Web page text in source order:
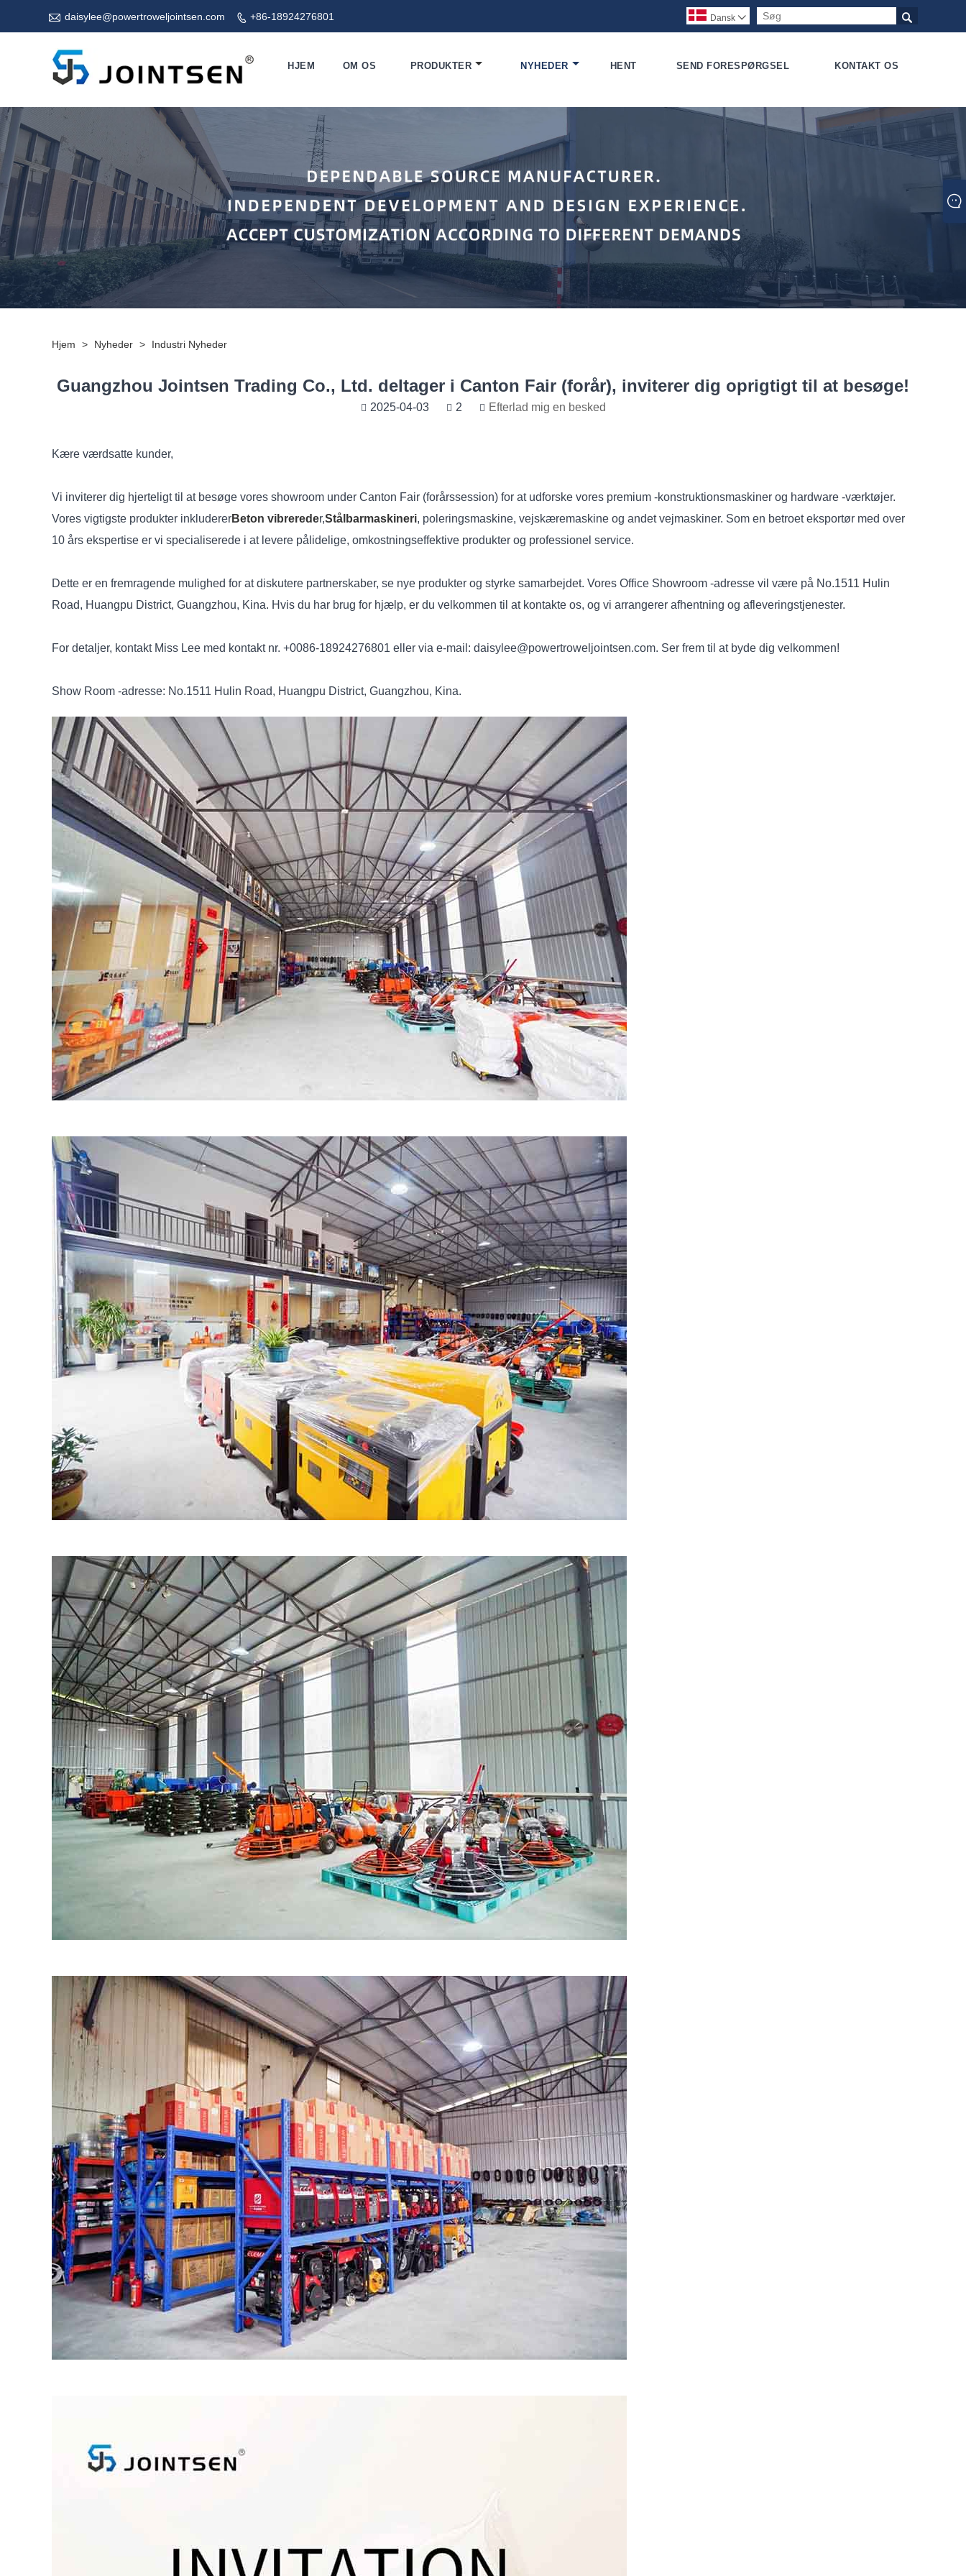
 daisylee@powertroweljointsen.com  +86-18924276801 
Dansk 
HJEM OM OS PRODUKTER NYHEDER HENT SEND FORESPØRGSEL KONTAKT OS
Hjem > Nyheder > Industri Nyheder
Guangzhou Jointsen Trading Co., Ltd. deltager i Canton Fair (forår), inviterer dig oprigtigt til at besøge!
2025-04-03 2 Efterlad mig en besked
Kære værdsatte kunder,
Vi inviterer dig hjerteligt til at besøge vores showroom under Canton Fair (forårssession) for at udforske vores premium -konstruktionsmaskiner og hardware -værktøjer.
Vores vigtigste produkter inkludererBeton vibrereder,Stålbarmaskineri, poleringsmaskine, vejskæremaskine og andet vejmaskiner. Som en betroet eksportør med over
10 års ekspertise er vi specialiserede i at levere pålidelige, omkostningseffektive produkter og professionel service.
Dette er en fremragende mulighed for at diskutere partnerskaber, se nye produkter og styrke samarbejdet. Vores Office Showroom -adresse vil være på No.1511 Hulin
Road, Huangpu District, Guangzhou, Kina. Hvis du har brug for hjælp, er du velkommen til at kontakte os, og vi arrangerer afhentning og afleveringstjenester.
For detaljer, kontakt Miss Lee med kontakt nr. +0086-18924276801 eller via e-mail: daisylee@powertroweljointsen.com. Ser frem til at byde dig velkommen!
Show Room -adresse: No.1511 Hulin Road, Huangpu District, Guangzhou, Kina.